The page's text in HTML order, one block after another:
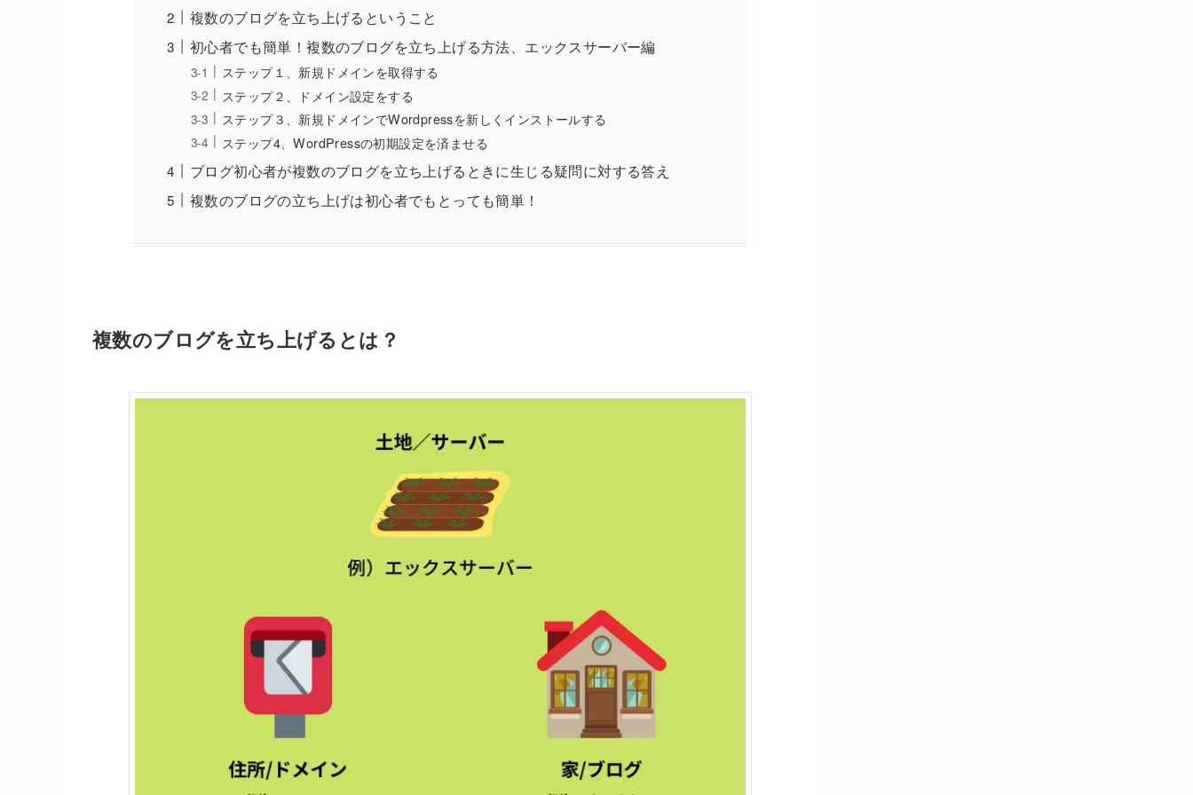
複数のブログを立ち上げるということ
初心者でも簡単！複数のブログを立ち上げる方法、エックスサーバー編
ステップ１、新規ドメインを取得する
ステップ２、ドメイン設定をする
ステップ３、新規ドメインでWordpressを新しくインストールする
ステップ4、WordPressの初期設定を済ませる
ブログ初心者が複数のブログを立ち上げるときに生じる疑問に対する答え
複数のブログの立ち上げは初心者でもとっても簡単！
複数のブログを立ち上げるとは？